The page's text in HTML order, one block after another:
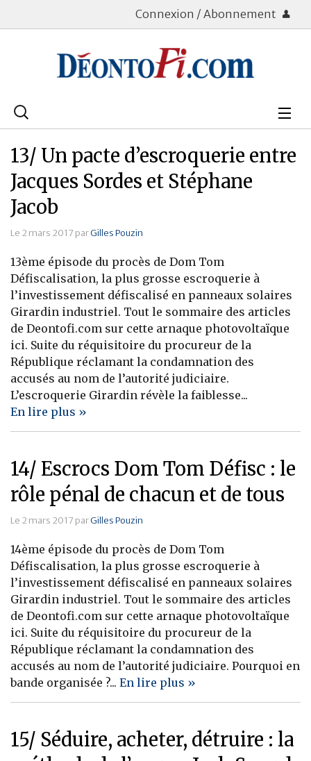
Connexion / Abonnement
Rechercher
Bourse
Placements
Assurance Vie
Patrimoine
Immobilier
Banque
13/ Un pacte d’escroquerie entre
Jacques Sordes et Stéphane
Jacob
Le 2 mars 2017 parGilles Pouzin
13ème épisode du procès de Dom Tom
Défiscalisation, la plus grosse escroquerie à
l’investissement défiscalisé en panneaux solaires
Girardin industriel. Tout le sommaire des articles
de Deontofi.com sur cette arnaque photovoltaïque
ici. Suite du réquisitoire du procureur de la
République réclamant la condamnation des
accusés au nom de l’autorité judiciaire.
L’escroquerie Girardin révèle la faiblesse...
En lire plus »
14/ Escrocs Dom Tom Défisc : le
rôle pénal de chacun et de tous
Le 2 mars 2017 parGilles Pouzin
14ème épisode du procès de Dom Tom
Défiscalisation, la plus grosse escroquerie à
l’investissement défiscalisé en panneaux solaires
Girardin industriel. Tout le sommaire des articles
de Deontofi.com sur cette arnaque photovoltaïque
ici. Suite du réquisitoire du procureur de la
République réclamant la condamnation des
accusés au nom de l’autorité judiciaire. Pourquoi en
bande organisée ?... En lire plus »
15/ Séduire, acheter, détruire : la